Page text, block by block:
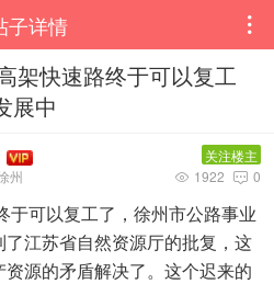
子详情 
架快速路终于可以复工
展中
关注楼主
州
 0
 1922
于可以复工了，徐州市公路事业
江苏省自然资源厅的批复，这
源的矛盾解决了。这个迟来的